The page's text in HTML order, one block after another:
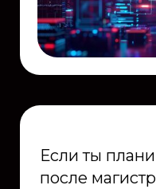
Если ты
после